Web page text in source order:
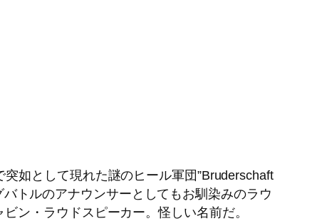
如として現れた謎のヒール軍団”Bruderschaft
トルのアナウンサーとしてもお馴染みのラウ
ン・ラウドスピーカー。怪しい名前だ。